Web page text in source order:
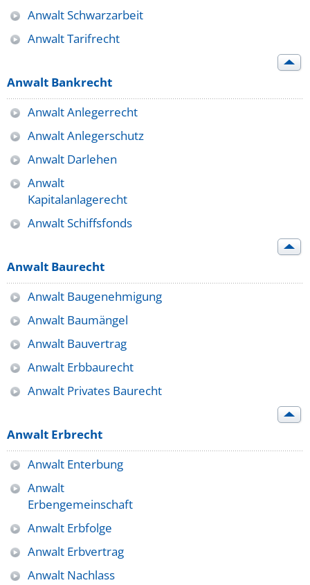
Anwalt Schwarzarbeit
Anwalt Tarifrecht
Anwalt Bankrecht
Anwalt Anlegerrecht
Anwalt Anlegerschutz
Anwalt Darlehen
Anwalt
Kapitalanlagerecht
Anwalt Schiffsfonds
Anwalt Baurecht
Anwalt Baugenehmigung
Anwalt Baumängel
Anwalt Bauvertrag
Anwalt Erbbaurecht
Anwalt Privates Baurecht
Anwalt Erbrecht
Anwalt Enterbung
Anwalt
Erbengemeinschaft
Anwalt Erbfolge
Anwalt Erbvertrag
Anwalt Nachlass